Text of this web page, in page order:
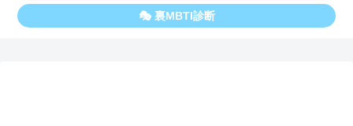
🎭 裏MBTI診断